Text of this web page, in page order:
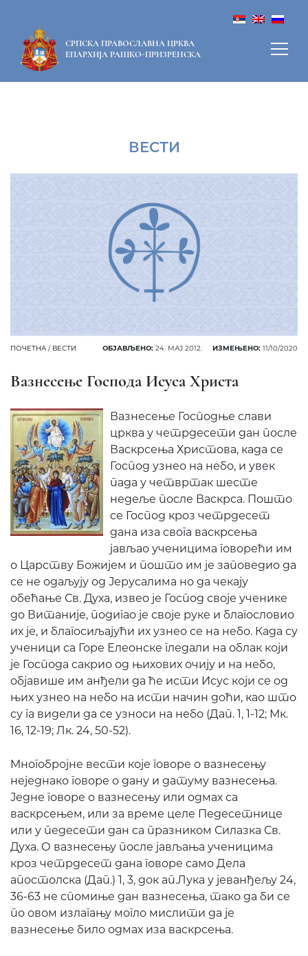
СРПСКА ПРАВОСЛАВНА ЦРКВА
ЕПАРХИЈА РАШКО-ПРИЗРЕНСКА
ВЕСТИ
ПОЧЕТНА / ВЕСТИ ОБЈАВЉЕНО: 24. МАЈ 2012. ИЗМЕЊЕНО: 11/10/2020
Вазнесење Господа Исуса Христа
Вазнесење Господње слави
црква у четрдесети дан после
Васкрсења Христова, када се
Господ узнео на небо, и увек
пада у четвртак шесте
недеље после Васкрса. Пошто
се Господ кроз четрдесет
дана иза свога васкрсења
јављао ученицима говорећи им
о Царству Божијем и пошто им је заповедио да
се не одаљују од Јерусалима но да чекају
обећање Св. Духа, извео је Господ своје ученике
до Витаније, подигао је своје руке и благословио
их је, и благосиљајући их узнео се на небо. Када су
ученици са Горе Елеонске гледали на облак који
је Господа сакрио од њихових очију и на небо,
објавише им анђели да ће исти Исус који се од
њих узнео на небо на исти начин доћи, као што
су га видели да се узноси на небо (Дап. 1, 1-12; Мк.
16, 12-19; Лк. 24, 50-52).
Многобројне вести које говоре о вазнесењу
неједнако говоре о дану и датуму вазнесења.
Једне говоре о вазнесењу или одмах са
васкрсењем, или за време целе Педесетнице
или у педесети дан са празником Силазка Св.
Духа. О вазнесењу после јављања ученицима
кроз четрдесет дана говоре само Дела
апостолска (Дап.) 1, 3, док ап.Лука у јеванђељу 24,
36-63 не спомиње дан вазнесења, тако да би се
по овом излагању могло мислити да је
вазнесење било одмах иза васкрсења.